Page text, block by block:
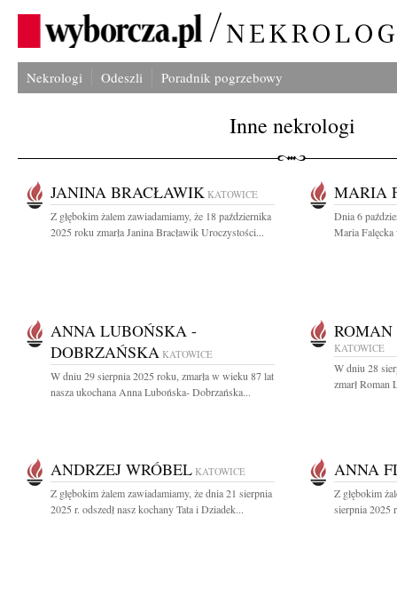
Nekrologi Odeszli Poradnik pogrzebowy
Inne nekrologi
JANINA BRACŁAWIK KATOWICE
Z głębokim żalem zawiadamiamy, że 18 października
2025 roku zmarła Janina Bracławik Uroczystości...
MARIA
Dnia 6
Maria Falęcka
ANNA LUBOŃSKA -
DOBRZAŃSKA KATOWICE
W dniu 29 sierpnia 2025 roku, zmarła w wieku 87 lat
nasza ukochana Anna Lubońska- Dobrzańska...
ROMAN
KATOWICE
W dniu 28
zmarł
ANDRZEJ WRÓBEL KATOWICE
Z głębokim żalem zawiadamiamy, że dnia 21 sierpnia
2025 r. odszedł nasz kochany Tata i Dziadek...
ANNA
Z głębokim
sierpnia 2025